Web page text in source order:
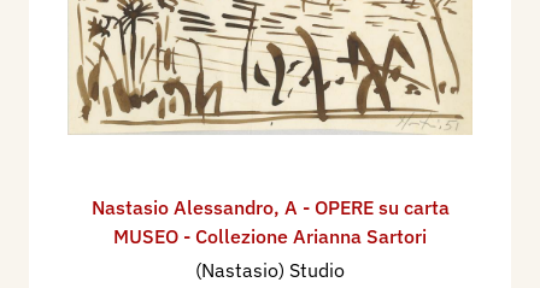
Nastasio Alessandro, A - OPERE su carta
MUSEO - Collezione Arianna Sartori
(Nastasio) Studio